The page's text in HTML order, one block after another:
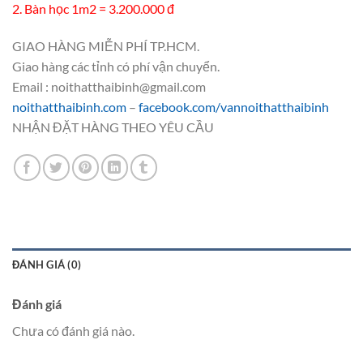
2. Bàn học 1m2 = 3.200.000 đ
GIAO HÀNG MIỄN PHÍ TP.HCM.
Giao hàng các tỉnh có phí vận chuyển.
Email : noithatthaibinh@gmail.com
noithatthaibinh.com – facebook.com/vannoithatthaibinh
NHẬN ĐẶT HÀNG THEO YÊU CẦU
ĐÁNH GIÁ (0)
Đánh giá
Chưa có đánh giá nào.